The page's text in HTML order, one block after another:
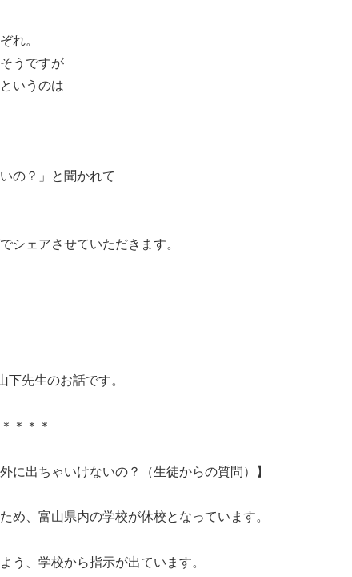
れ。
うですが
いうのは
の？」と聞かれて
シェアさせていただきます。
先生のお話です。
＊＊＊
に出ちゃいけないの？（生徒からの質問）】
め、富山県内の学校が休校となっています。
う、学校から指示が出ています。